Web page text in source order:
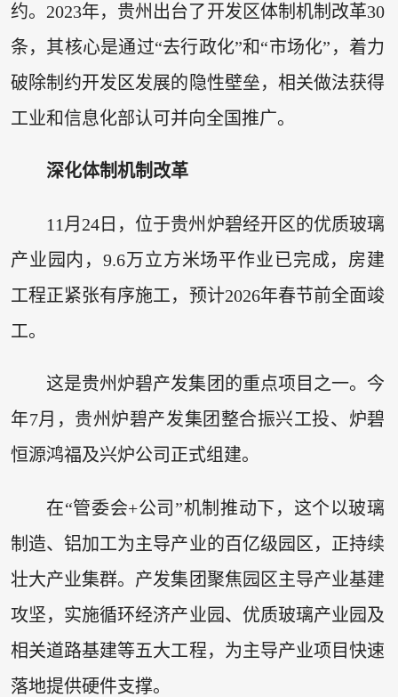
约。2023年，贵州出台了开发区体制机制改革30
条，其核心是通过“去行政化”和“市场化”，着力
破除制约开发区发展的隐性壁垒，相关做法获得
工业和信息化部认可并向全国推广。
深化体制机制改革
11月24日，位于贵州炉碧经开区的优质玻璃
产业园内，9.6万立方米场平作业已完成，房建
工程正紧张有序施工，预计2026年春节前全面竣
工。
这是贵州炉碧产发集团的重点项目之一。今
年7月，贵州炉碧产发集团整合振兴工投、炉碧
恒源鸿福及兴炉公司正式组建。
在“管委会+公司”机制推动下，这个以玻璃
制造、铝加工为主导产业的百亿级园区，正持续
壮大产业集群。产发集团聚焦园区主导产业基建
攻坚，实施循环经济产业园、优质玻璃产业园及
相关道路基建等五大工程，为主导产业项目快速
落地提供硬件支撑。